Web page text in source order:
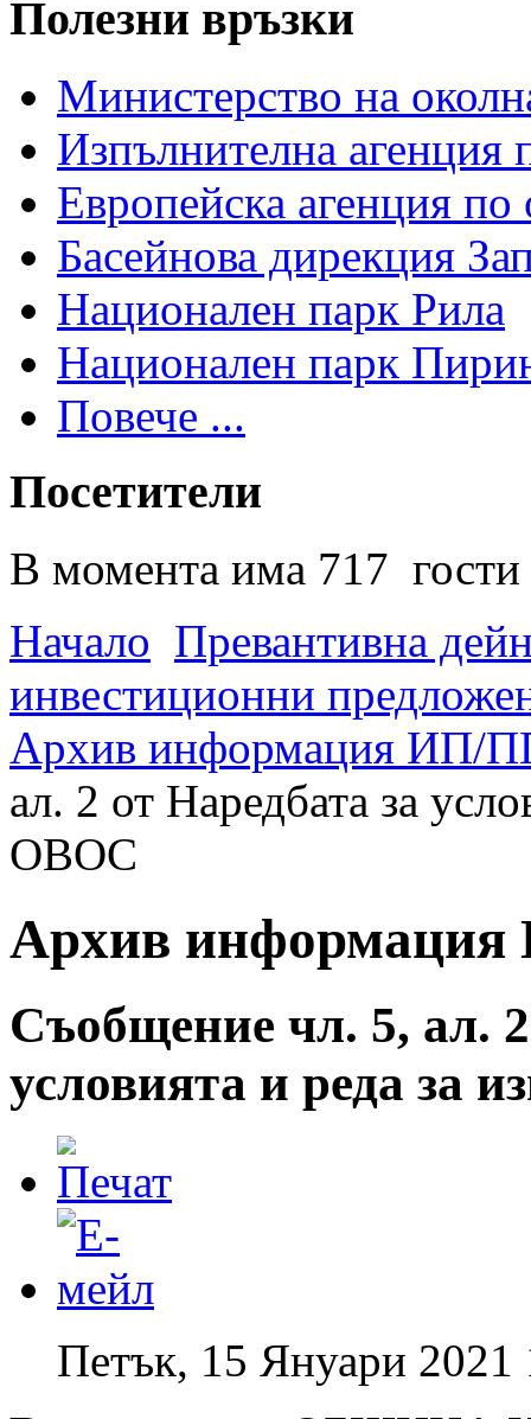
Полезни връзки
Министерство на
Изпълнителна агенция
Европейска агенция по
Басейнова дирекция
Национален парк Рила
Национален парк
Повече ...
Посетители
В момента има 717 гости
Начало Превантивна
инвестиционни
Архив информация ИП/
ал. 2 от Наредбата за
ОВОС
Архив
Съобщение чл. 5, ал.
условията и реда за
Петък, 15 Януари 2021